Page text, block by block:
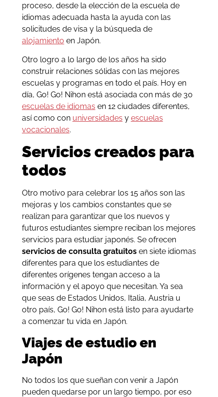
proceso, desde la elección de la escuela de
idiomas adecuada hasta la ayuda con las
solicitudes de visa y la búsqueda de
alojamiento en Japón.
Otro logro a lo largo de los años ha sido
construir relaciones sólidas con las mejores
escuelas y programas en todo el país. Hoy en
día, Go! Go! Nihon está asociada con más de 30
escuelas de idiomas en 12 ciudades diferentes,
así como con universidades y escuelas
vocacionales.
Servicios creados para
todos
Otro motivo para celebrar los 15 años son las
mejoras y los cambios constantes que se
realizan para garantizar que los nuevos y
futuros estudiantes siempre reciban los mejores
servicios para estudiar japonés. Se ofrecen
servicios de consulta gratuitosen siete idiomas
diferentes para que los estudiantes de
diferentes orígenes tengan acceso a la
información y el apoyo que necesitan. Ya sea
que seas de Estados Unidos, Italia, Austria u
otro país, Go! Go! Nihon está listo para ayudarte
a comenzar tu vida en Japón.
Viajes de estudio en
Japón
No todos los que sueñan con venir a Japón
pueden quedarse por un largo tiempo, por eso